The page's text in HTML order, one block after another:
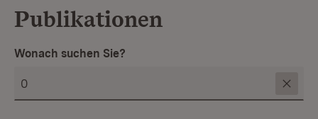
Publikationen
Wonach suchen Sie?